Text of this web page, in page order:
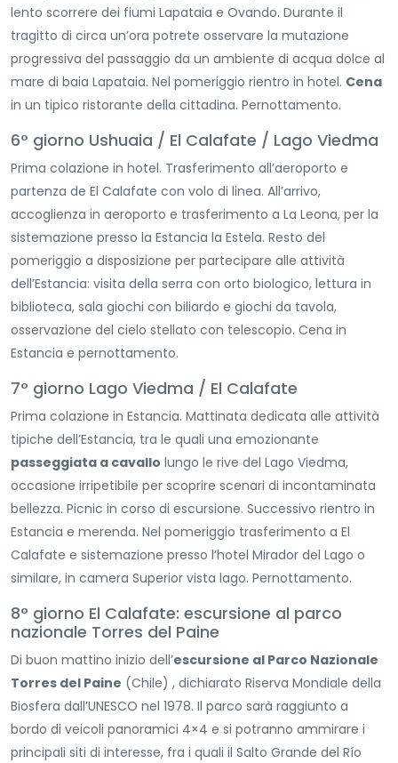
lento scorrere dei fiumi Lapataia e Ovando. Durante il
tragitto di circa un’ora potrete osservare la mutazione
progressiva del passaggio da un ambiente di acqua dolce al
mare di baia Lapataia. Nel pomeriggio rientro in hotel. Cena
in un tipico ristorante della cittadina. Pernottamento.
6° giorno Ushuaia / El Calafate / Lago Viedma
Prima colazione in hotel. Trasferimento all’aeroporto e
partenza de El Calafate con volo di linea. All’arrivo,
accoglienza in aeroporto e trasferimento a La Leona, per la
sistemazione presso la Estancia la Estela. Resto del
pomeriggio a disposizione per partecipare alle attività
dell’Estancia: visita della serra con orto biologico, lettura in
biblioteca, sala giochi con biliardo e giochi da tavola,
osservazione del cielo stellato con telescopio. Cena in
Estancia e pernottamento.
7° giorno Lago Viedma / El Calafate
Prima colazione in Estancia. Mattinata dedicata alle attività
tipiche dell’Estancia, tra le quali una emozionante
passeggiata a cavallo lungo le rive del Lago Viedma,
occasione irripetibile per scoprire scenari di incontaminata
bellezza. Picnic in corso di escursione. Successivo rientro in
Estancia e merenda. Nel pomeriggio trasferimento a El
Calafate e sistemazione presso l’hotel Mirador del Lago o
similare, in camera Superior vista lago. Pernottamento.
8° giorno El Calafate: escursione al parco
nazionale Torres del Paine
Di buon mattino inizio dell’escursione al Parco Nazionale
Torres del Paine (Chile) , dichiarato Riserva Mondiale della
Biosfera dall’UNESCO nel 1978. Il parco sarà raggiunto a
bordo di veicoli panoramici 4×4 e si potranno ammirare i
principali siti di interesse, fra i quali il Salto Grande del Río